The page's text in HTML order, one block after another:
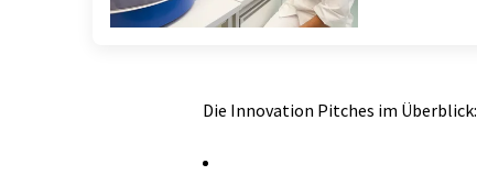
Die Innovation Pitches im Überblick: